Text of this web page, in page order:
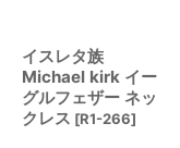
イスレタ族
Michael kirk イー
グルフェザー ネッ
クレス [R1-266]